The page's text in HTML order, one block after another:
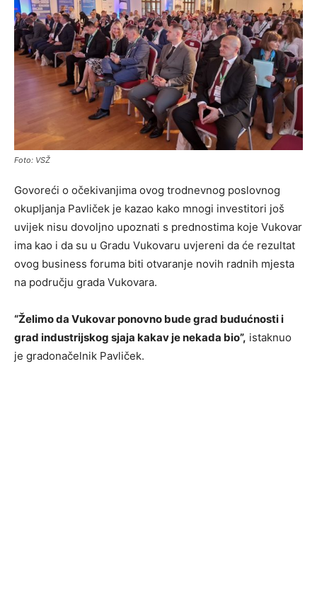
Foto: VSŽ
Govoreći o očekivanjima ovog trodnevnog poslovnog
okupljanja Pavliček je kazao kako mnogi investitori još
uvijek nisu dovoljno upoznati s prednostima koje Vukovar
ima kao i da su u Gradu Vukovaru uvjereni da će rezultat
ovog business foruma biti otvaranje novih radnih mjesta
na području grada Vukovara.
“Želimo da Vukovar ponovno bude grad budućnosti i
grad industrijskog sjaja kakav je nekada bio”, istaknuo
je gradonačelnik Pavliček.